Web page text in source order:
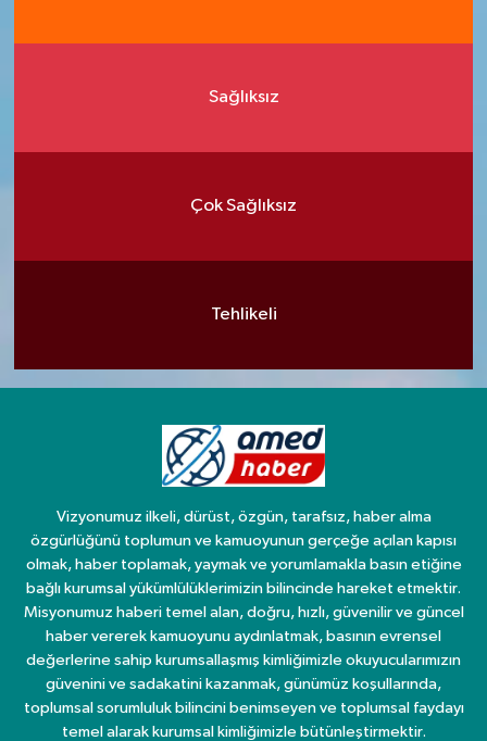
Sağlıksız
Çok Sağlıksız
Tehlikeli
Vizyonumuz ilkeli, dürüst, özgün, tarafsız, haber alma
özgürlüğünü toplumun ve kamuoyunun gerçeğe açılan kapısı
olmak, haber toplamak, yaymak ve yorumlamakla basın etiğine
bağlı kurumsal yükümlülüklerimizin bilincinde hareket etmektir.
Misyonumuz haberi temel alan, doğru, hızlı, güvenilir ve güncel
haber vererek kamuoyunu aydınlatmak, basının evrensel
değerlerine sahip kurumsallaşmış kimliğimizle okuyucularımızın
güvenini ve sadakatini kazanmak, günümüz koşullarında,
toplumsal sorumluluk bilincini benimseyen ve toplumsal faydayı
temel alarak kurumsal kimliğimizle bütünleştirmektir.